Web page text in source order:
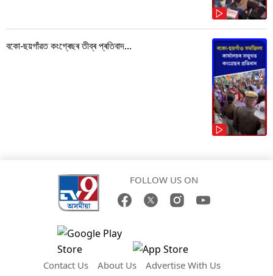
বকো-ছয়গাঁৱত কংগ্ৰেছৰ তীব্ৰ প্ৰতিবাদ...
FOLLOW US ON
Contact Us About Us Advertise With Us